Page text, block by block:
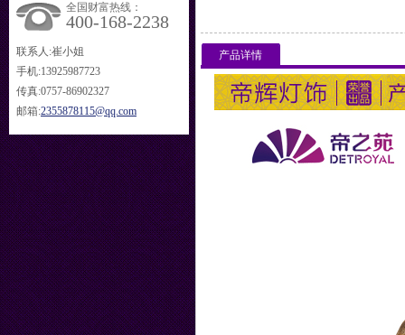
全国财富热线：
400-168-2238
联系人:崔小姐
手机:13925987723
传真:0757-86902327
邮箱:2355878115@qq.com
产品详情